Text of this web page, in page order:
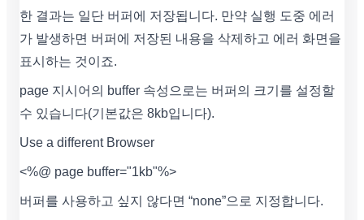
한 결과는 일단 버퍼에 저장됩니다. 만약 실행 도중 에러
가 발생하면 버퍼에 저장된 내용을 삭제하고 에러 화면을
표시하는 것이죠.
page 지시어의 buffer 속성으로는 버퍼의 크기를 설정할
수 있습니다(기본값은 8kb입니다).
Use a different Browser
<%@ page buffer="1kb"%>
버퍼를 사용하고 싶지 않다면 “none”으로 지정합니다.